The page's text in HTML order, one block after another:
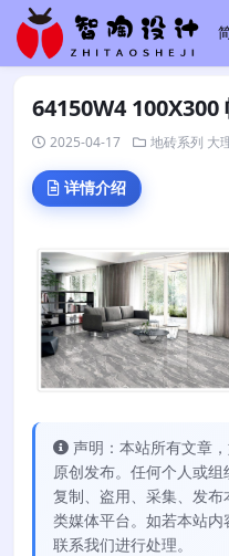
64150W4 100X300
2025-04-17 地砖系列 大
详情介绍
声明：本站所有文章
原创发布。任何个人或
复制、盗用、采集、发
类媒体平台。如若本站
联系我们进行处理。